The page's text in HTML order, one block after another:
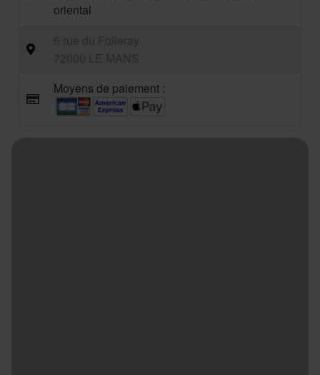
oriental
Moyens de paiement :